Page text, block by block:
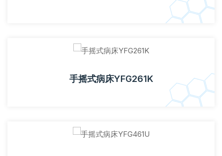
手摇式病床YFG261K